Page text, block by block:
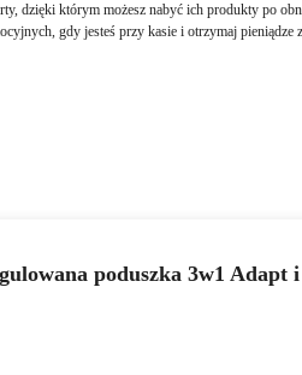
dzięki którym możesz nabyć ich produkty po
gdy jesteś przy kasie i otrzymaj pieniądze
poduszka 3w1 Adapt